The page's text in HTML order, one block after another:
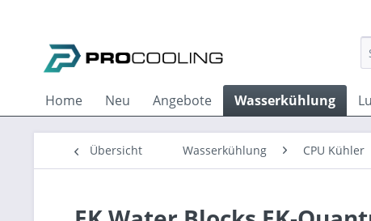
Home Neu Angebote Wasserkühlung
Übersicht Wasserkühlung CPU Kühler